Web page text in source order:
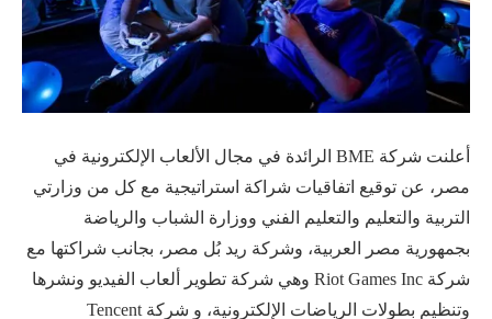
أعلنت شركة BME الرائدة في مجال الألعاب الإلكترونية في
مصر، عن توقيع اتفاقيات شراكة استراتيجية مع كل من وزارتي
التربية والتعليم والتعليم الفني ووزارة الشباب والرياضة
بجمهورية مصر العربية، وشركة ريد بُل مصر، بجانب شراكتها مع
شركة Riot Games Inc وهي شركة تطوير ألعاب الفيديو ونشرها
وتنظيم بطولات الرياضات الإلكترونية، و شركة Tencent